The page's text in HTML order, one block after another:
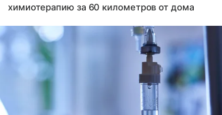
химиотерапию за 60 километров от дома